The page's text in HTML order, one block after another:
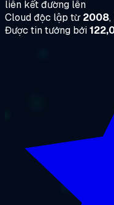
liên kết đường lên
Cloud độc lập từ 2008,
Được tin tưởng bởi